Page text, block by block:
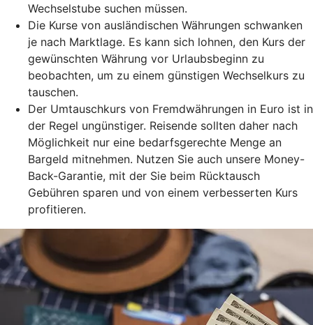
Wechselstube suchen müssen.
Die Kurse von ausländischen Währungen schwanken
je nach Marktlage. Es kann sich lohnen, den Kurs der
gewünschten Währung vor Urlaubsbeginn zu
beobachten, um zu einem günstigen Wechselkurs zu
tauschen.
Der Umtauschkurs von Fremdwährungen in Euro ist in
der Regel ungünstiger. Reisende sollten daher nach
Möglichkeit nur eine bedarfsgerechte Menge an
Bargeld mitnehmen. Nutzen Sie auch unsere Money-
Back-Garantie, mit der Sie beim Rücktausch
Gebühren sparen und von einem verbesserten Kurs
profitieren.